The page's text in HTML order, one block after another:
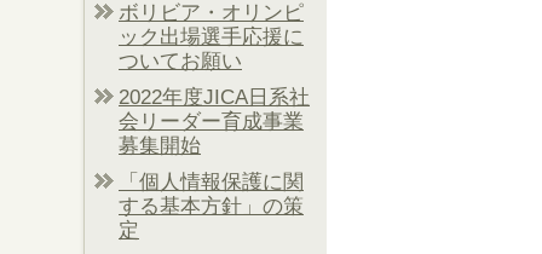
ボリビア・オリンピ
ック出場選手応援に
ついてお願い
2022年度JICA日系社
会リーダー育成事業
募集開始
「個人情報保護に関
する基本方針」の策
定